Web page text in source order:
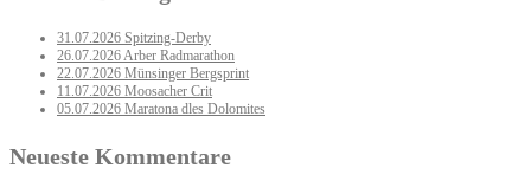
31.07.2026 Spitzing-Derby
26.07.2026 Arber Radmarathon
22.07.2026 Münsinger Bergsprint
11.07.2026 Moosacher Crit
05.07.2026 Maratona dles Dolomites
Neueste Kommentare